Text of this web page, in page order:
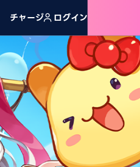
チャージ ログイン